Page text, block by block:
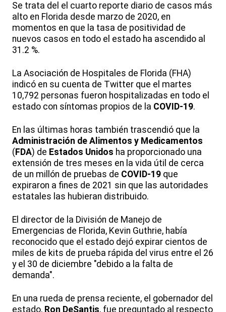
Se trata del el cuarto reporte diario de casos más
alto en Florida desde marzo de 2020, en
momentos en que la tasa de positividad de
nuevos casos en todo el estado ha ascendido al
31.2 %.
La Asociación de Hospitales de Florida (FHA)
indicó en su cuenta de Twitter que el martes
10,792 personas fueron hospitalizadas en todo el
estado con síntomas propios de la COVID-19.
En las últimas horas también trascendió que la
Administración de Alimentos y Medicamentos
( FDA) de Estados Unidos ha proporcionado una
extensión de tres meses en la vida útil de cerca
de un millón de pruebas de COVID-19 que
expiraron a fines de 2021 sin que las autoridades
estatales las hubieran distribuido.
El director de la División de Manejo de
Emergencias de Florida, Kevin Guthrie, había
reconocido que el estado dejó expirar cientos de
miles de kits de prueba rápida del virus entre el 26
y el 30 de diciembre "debido a la falta de
demanda".
En una rueda de prensa reciente, el gobernador del
estado, Ron DeSantis, fue preguntado al respecto